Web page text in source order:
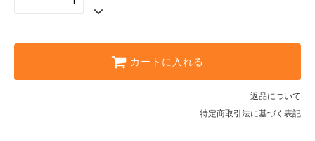
カートに入れる
返品について
特定商取引法に基づく表記